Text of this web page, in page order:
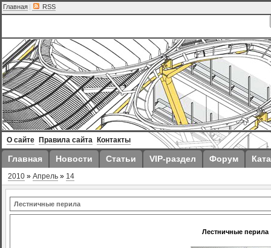
Главная | RSS
О сайте Правила сайта Контакты
Главная Новости Статьи VIP-раздел Форум
2010 » Апрель » 14
Лестничные перила
Лестничные перила